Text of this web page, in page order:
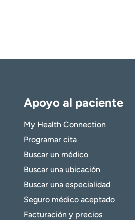
Apoyo al paciente
My Health Connection
Programar cita
Buscar un médico
Buscar una ubicación
Buscar una especialidad
Seguro médico aceptado
Facturación y precios